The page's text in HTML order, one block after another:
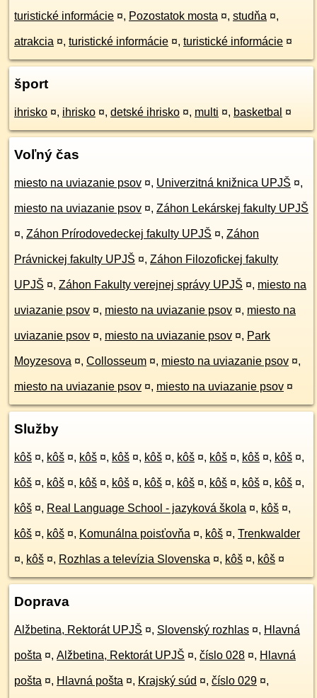
turistické informácie ¤, Pozostatok mosta ¤, studňa ¤,
atrakcia ¤, turistické informácie ¤, turistické informácie ¤
šport
ihrisko ¤, ihrisko ¤, detské ihrisko ¤, multi ¤, basketbal ¤
Voľný čas
miesto na uviazanie psov ¤, Univerzitná knižnica UPJŠ ¤,
miesto na uviazanie psov ¤, Záhon Lekárskej fakulty UPJŠ
¤, Záhon Prírodovedeckej fakulty UPJŠ ¤, Záhon
Právnickej fakulty UPJŠ ¤, Záhon Filozofickej fakulty
UPJŠ ¤, Záhon Fakulty verejnej správy UPJŠ ¤, miesto na
uviazanie psov ¤, miesto na uviazanie psov ¤, miesto na
uviazanie psov ¤, miesto na uviazanie psov ¤, Park
Moyzesova ¤, Collosseum ¤, miesto na uviazanie psov ¤,
miesto na uviazanie psov ¤, miesto na uviazanie psov ¤
Služby
kôš ¤, kôš ¤, kôš ¤, kôš ¤, kôš ¤, kôš ¤, kôš ¤, kôš ¤, kôš ¤,
kôš ¤, kôš ¤, kôš ¤, kôš ¤, kôš ¤, kôš ¤, kôš ¤, kôš ¤, kôš ¤,
kôš ¤, Real Language School - jazyková škola ¤, kôš ¤,
kôš ¤, kôš ¤, Komunálna poisťovňa ¤, kôš ¤, Trenkwalder
¤, kôš ¤, Rozhlas a televízia Slovenska ¤, kôš ¤, kôš ¤
Doprava
Alžbetina, Rektorát UPJŠ ¤, Slovenský rozhlas ¤, Hlavná
pošta ¤, Alžbetina, Rektorát UPJŠ ¤, číslo 028 ¤, Hlavná
pošta ¤, Hlavná pošta ¤, Krajský súd ¤, číslo 029 ¤,